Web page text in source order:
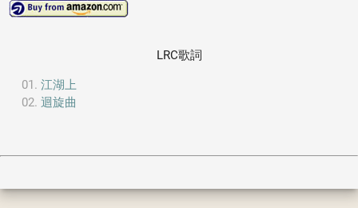
LRC歌詞
江湖上
迴旋曲